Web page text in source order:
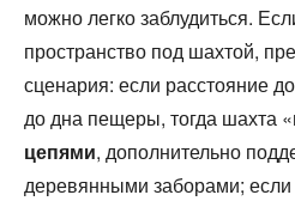
можно легко заблудиться.
пространство под шахтой,
сценария: если расстояние
до дна пещеры, тогда шахта
цепями, дополнительно
деревянными заборами;